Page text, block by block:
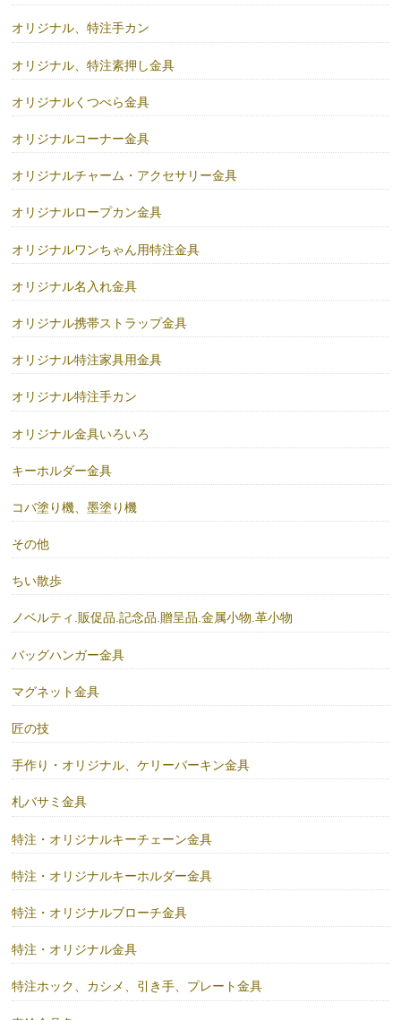
オリジナル、特注手カン
オリジナル、特注素押し金具
オリジナルくつべら金具
オリジナルコーナー金具
オリジナルチャーム・アクセサリー金具
オリジナルロープカン金具
オリジナルワンちゃん用特注金具
オリジナル名入れ金具
オリジナル携帯ストラップ金具
オリジナル特注家具用金具
オリジナル特注手カン
オリジナル金具いろいろ
キーホルダー金具
コバ塗り機、墨塗り機
その他
ちい散歩
ノベルティ.販促品.記念品.贈呈品.金属小物.革小物
バッグハンガー金具
マグネット金具
匠の技
手作り・オリジナル、ケリーバーキン金具
札バサミ金具
特注・オリジナルキーチェーン金具
特注・オリジナルキーホルダー金具
特注・オリジナルブローチ金具
特注・オリジナル金具
特注ホック、カシメ、引き手、プレート金具